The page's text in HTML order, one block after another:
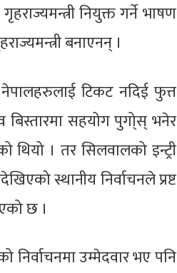
नियुक्त गर्ने भाषण
बनाएनन् ।
टिकट नदिई फुत्त
बिस्तारमा सहयोग पुगो्स् भनेर
थियो । तर सिलवालको इन्ट्री
स्थानीय निर्वाचनले प्रष्ट
छ ।
निर्वाचनमा उम्मेदवार भए पनि